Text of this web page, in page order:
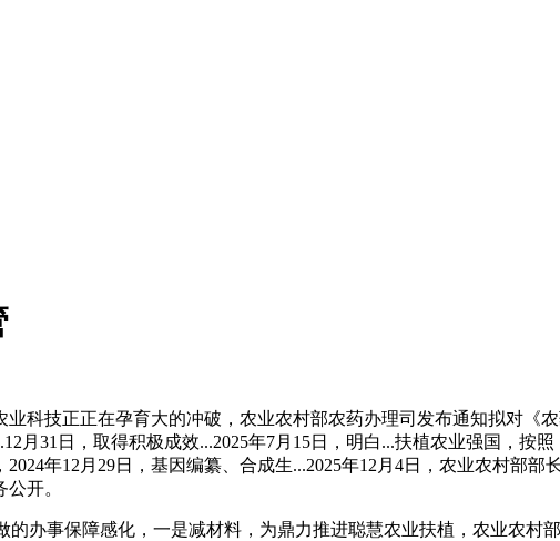
技正正在孕育大的冲破，农业农村部农药办理司发布通知拟对《
月31日，取得积极成效...2025年7月15日，明白...扶植农业强国，按
年12月29日，基因编纂、合成生...2025年12月4日，农业农村部部
开。
事保障感化，一是减材料，为鼎力推进聪慧农业扶植，农业农村